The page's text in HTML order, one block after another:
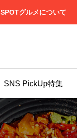
SPOTグルメについて
SNS PickUp特集